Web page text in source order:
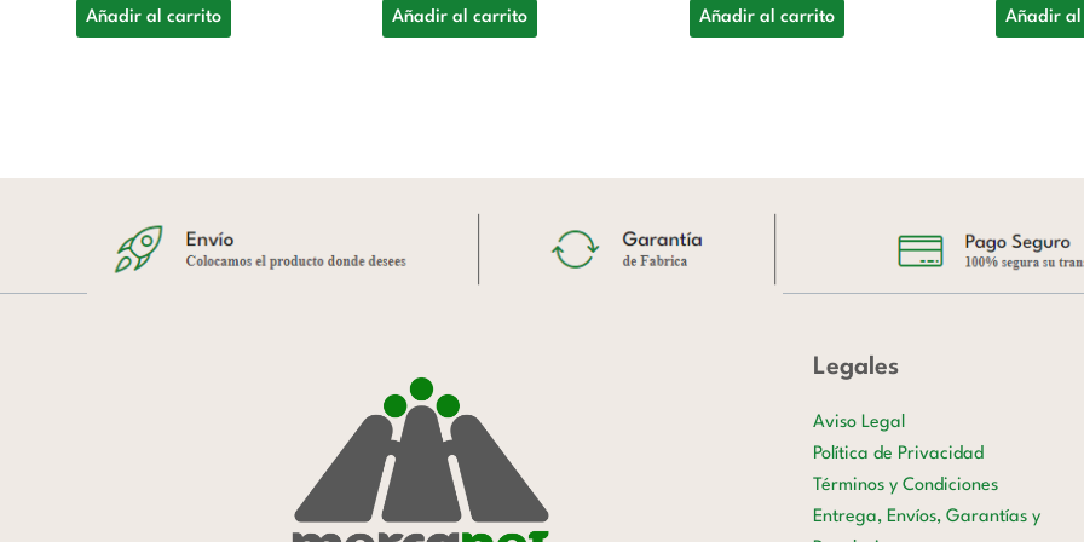
Añadir al carrito Añadir al carrito Añadir al carrito Añadir
Legales
Aviso Legal
Política de Privacidad
Términos y Condiciones
Entrega, Envíos, Garantías y